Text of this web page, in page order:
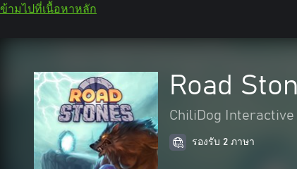
ข้ามไปที่เนื้อหาหลัก
Road
ChiliDog Interactive
รองรับ 2 ภาษา